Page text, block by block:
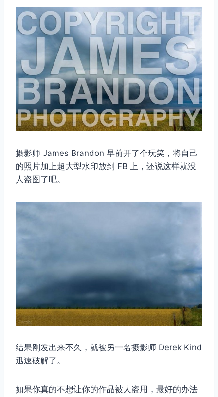
摄影师 James Brandon 早前开了个玩笑，将自己
的照片加上超大型水印放到 FB 上，还说这样就没
人盗图了吧。
结果刚发出来不久，就被另一名摄影师 Derek Kind
迅速破解了。
如果你真的不想让你的作品被人盗用，最好的办法